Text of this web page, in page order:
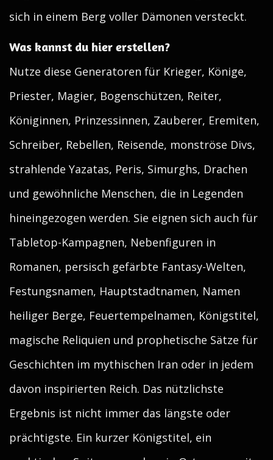
sich in einem Berg voller Dämonen versteckt.
Was kannst du hier erstellen?
Nutze diese Generatoren für Krieger, Könige,
Priester, Magier, Bogenschützen, Reiter,
Königinnen, Prinzessinnen, Zauberer, Eremiten,
Schreiber, Rebellen, Reisende, monströse Divs,
strahlende Yazatas, Peris, Simurghs, Drachen
und gewöhnliche Menschen, die in Legenden
hineingezogen werden. Sie eignen sich auch für
Tabletop-Kampagnen, Nebenfiguren in
Romanen, persisch gefärbte Fantasy-Welten,
Festungsnamen, Hauptstadtnamen, Namen
heiliger Berge, Feuertempelnamen, Königstitel,
magische Reliquien und prophetische Sätze für
Geschichten im mythischen Iran oder in jedem
davon inspirierten Reich. Das nützlichste
Ergebnis ist nicht immer das längste oder
prächtigste. Ein kurzer Königstitel, ein